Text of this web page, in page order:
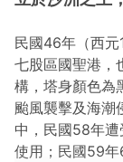
民國46年（西
七股區國聖港，
構，塔身顏色為
颱風襲擊及海潮
中，民國58年
使用；民國59